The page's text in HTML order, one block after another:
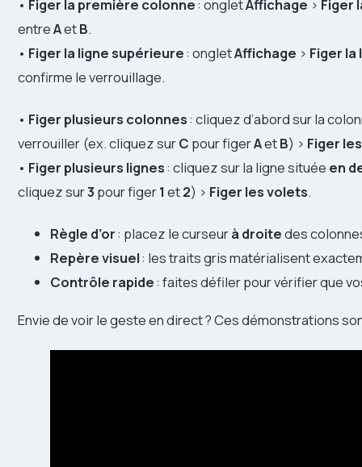
• Figer la première colonne: ongletAffichage > Figer
entreAetB.
• Figer la ligne supérieure: ongletAffichage > Figer
confirme le verrouillage.
• Figer plusieurs colonnes: cliquez d’abord sur la
verrouiller (ex. cliquez surC pour figerAetB) > Figer
• Figer plusieurs lignes: cliquez sur la ligne située en
cliquez sur3 pour figer1 et2) > Figer les volets.
Règle d’or: placez le curseurà droitedes
Repère visuel: les traits gris matérialisent
Contrôle rapide: faites défiler pour vérifier que
Envie de voir le geste en direct ? Ces démonstrations